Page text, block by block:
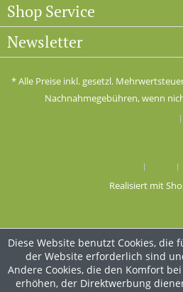
Shop Service
Newsletter
* Alle Preise inkl. gesetzl.
Nachnahmegebühren, wenn
Realisiert mit
Diese Website benutzt Cookies, die
der Website erforderlich sind
Andere Cookies, die den Komfort
erhöhen, der Direktwerbung